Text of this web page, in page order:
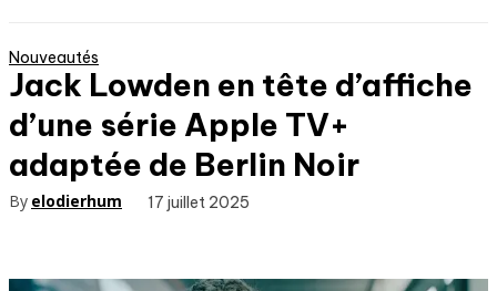
Nouveautés
Jack Lowden en tête d’affiche
d’une série Apple TV+
adaptée de Berlin Noir
By elodierhum 17 juillet 2025